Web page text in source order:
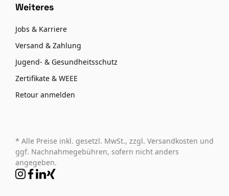
Weiteres
Jobs & Karriere
Versand & Zahlung
Jugend- & Gesundheitsschutz
Zertifikate & WEEE
Retour anmelden
* Alle Preise inkl. gesetzl. MwSt., zzgl. Versandkosten und
ggf. Nachnahmegebühren, sofern nicht anders
angegeben.